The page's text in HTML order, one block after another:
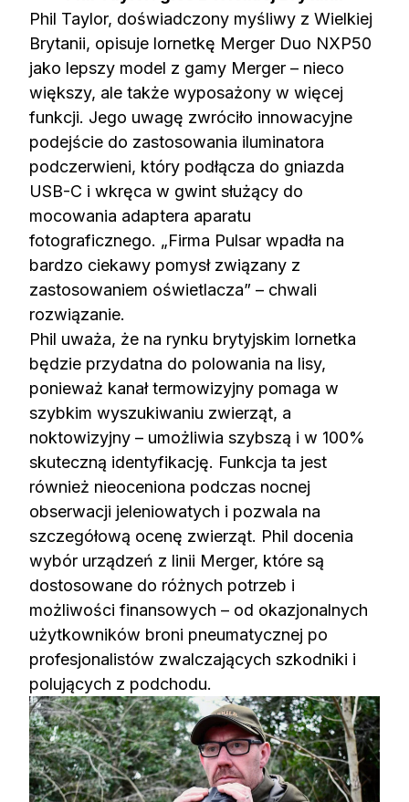
Phil Taylor, doświadczony myśliwy z Wielkiej
Brytanii, opisuje lornetkę Merger Duo NXP50
jako lepszy model z gamy Merger – nieco
większy, ale także wyposażony w więcej
funkcji. Jego uwagę zwróciło innowacyjne
podejście do zastosowania iluminatora
podczerwieni, który podłącza do gniazda
USB-C i wkręca w gwint służący do
mocowania adaptera aparatu
fotograficznego. „Firma Pulsar wpadła na
bardzo ciekawy pomysł związany z
zastosowaniem oświetlacza” – chwali
rozwiązanie.
Phil uważa, że na rynku brytyjskim lornetka
będzie przydatna do polowania na lisy,
ponieważ kanał termowizyjny pomaga w
szybkim wyszukiwaniu zwierząt, a
noktowizyjny – umożliwia szybszą i w 100%
skuteczną identyfikację. Funkcja ta jest
również nieoceniona podczas nocnej
obserwacji jeleniowatych i pozwala na
szczegółową ocenę zwierząt. Phil docenia
wybór urządzeń z linii Merger, które są
dostosowane do różnych potrzeb i
możliwości finansowych – od okazjonalnych
użytkowników broni pneumatycznej po
profesjonalistów zwalczających szkodniki i
polujących z podchodu.